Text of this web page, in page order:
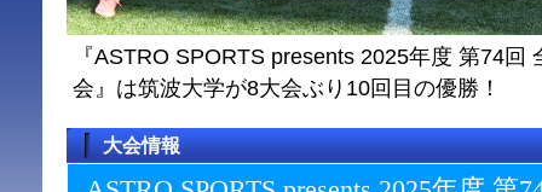
『ASTRO SPORTS presents 2025年度 第74回
会』は筑波大学が8大会ぶり10回目の優勝！
大会情報